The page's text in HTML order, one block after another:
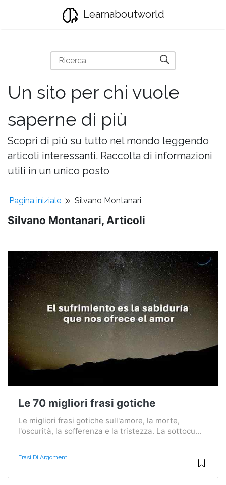
Learnaboutworld
Un sito per chi vuole
saperne di più
Scopri di più su tutto nel mondo leggendo
articoli interessanti. Raccolta di informazioni
utili in un unico posto
Pagina iniziale Silvano Montanari
Silvano Montanari, Articoli
Le 70 migliori frasi gotiche
Le migliori frasi gotiche sull'amore, la morte,
l'oscurità, la sofferenza e la tristezza. La sottocu...
Frasi Di Argomenti